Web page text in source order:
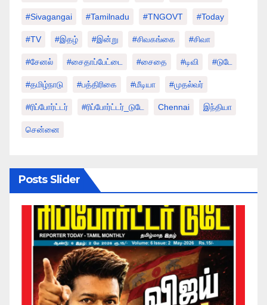
#sivagangai #tamilnadu #TNGOVT #today
#TV #இதழ் #இன்று #சிவகங்கை #சிவா
#சேனல் #சைதாப்பேட்டை #சைதை #டிவி #டுடே
#தமிழ்நாடு #பத்திரிகை #மீடியா #முதல்வர்
#ரிப்போர்ட்டர் #ரிப்போர்ட்டர்_டுடே Chennai இந்தியா
சென்னை
Posts Slider